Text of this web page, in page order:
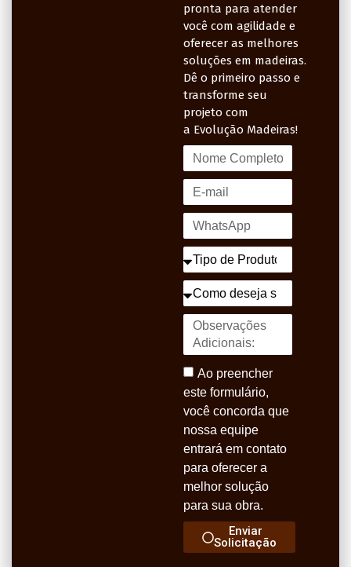
pronta para atender
você com agilidade e
oferecer as melhores
soluções em madeiras.
Dê o primeiro passo e
transforme seu
projeto com
a Evolução Madeiras!
Ao preencher
este formulário,
você concorda que
nossa equipe
entrará em contato
para oferecer a
melhor solução
para sua obra.
Enviar
Solicitação